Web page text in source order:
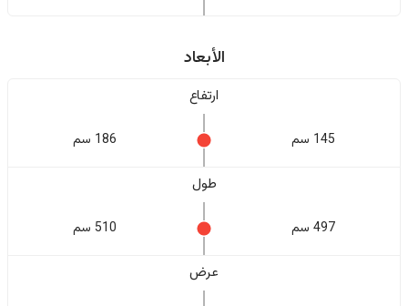
الأبعاد
ارتفاع
145 سم 186 سم
طول
497 سم 510 سم
عرض